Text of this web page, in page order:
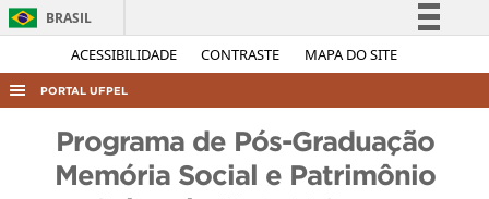
ACESSIBILIDADE CONTRASTE MAPA DO SITE
BRASIL
Simplifique!
Acesso à informação
Legislação
PORTAL UFPEL
AUDITORIA
Programa de Pós-Graduação
Memória Social e Patrimônio